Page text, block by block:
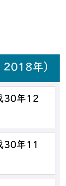
年）
30年12
30年11